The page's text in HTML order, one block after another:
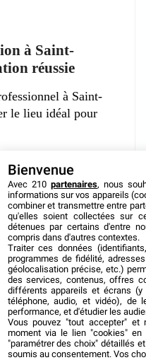
à Saint-
réussie
à Saint-
le lieu idéal pour
Bienvenue
Avec 210 partenaires, nous
informations sur vos appareils
combiner et transmettre entre
qu'elles soient collectées sur
détenues par certains d'entre
compris dans d'autres contextes.
Traiter ces données
programmes de fidélité,
géolocalisation précise, etc.)
des services, contenus, offres
différents appareils et écrans (y
téléphone, audio, et vidéo), de
performance, et d'étudier les
Vous pouvez "tout accepter" et
moment via le lien "cookies" en
"paramétrer des choix" détaillés
soumis au consentement. Vos